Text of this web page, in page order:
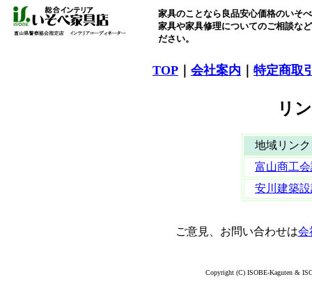
家具のことなら良品安心価格のいそ
家具や家具修理についてのご相談な
ださい。
TOP 会社案内 特定商取
リ
地域リンク
富山商工
安川建築
ご意見、お問い合わせは会
Copyright (C) ISOBE-Kaguten &